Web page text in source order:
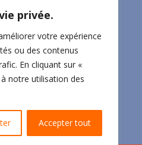
privée.
votre expérience
ou des contenus
En cliquant sur «
notre utilisation des
Accepter tout